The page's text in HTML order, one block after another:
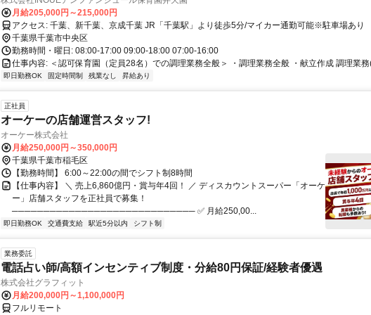
月給205,000円～215,000円
アクセス: 千葉、新千葉、京成千葉 JR「千葉駅」より徒歩5分/マイカー通勤可能※駐車場あり
千葉県千葉市中央区
勤務時間・曜日: 08:00-17:00 09:00-18:00 07:00-16:00
仕事内容: ＜認可保育園（定員28名）での調理業務全般＞ ・調理業務全般 ・献立作成 調理業
即日勤務OK 固定時間制 残業なし 昇給あり
正社員
オーケーの店舗運営スタッフ!
オーケー株式会社
月給250,000円～350,000円
千葉県千葉市稲毛区
【勤務時間】 6:00～22:00の間でシフト制8時間
【仕事内容】 ＼ 売上6,860億円・賞与年4回！ ／ ディスカウントスーパー「オーケ
ー」店舗スタッフを正社員で募集！
───────────────────────────── ✅ 月給250,00...
即日勤務OK 交通費支給 駅近5分以内 シフト制
業務委託
電話占い師/高額インセンティブ制度・分給80円保証/経験者優遇
株式会社グラフィット
月給200,000円～1,100,000円
フルリモート